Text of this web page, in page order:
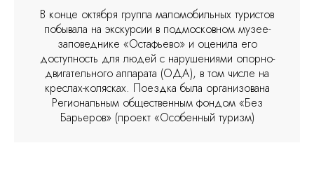
В конце октября группа маломобильных туристов
побывала на экскурсии в подмосковном музее-
заповеднике «Остафьево» и оценила его
доступность для людей с нарушениями опорно-
двигательного аппарата (ОДА), в том числе на
креслах-колясках. Поездка была организована
Региональным общественным фондом «Без
Барьеров» (проект «Особенный туризм)